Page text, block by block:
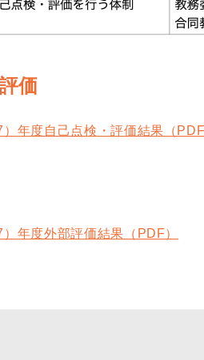
価
）年度自己点検・評価結果（
年度外部評価結果（PDF）